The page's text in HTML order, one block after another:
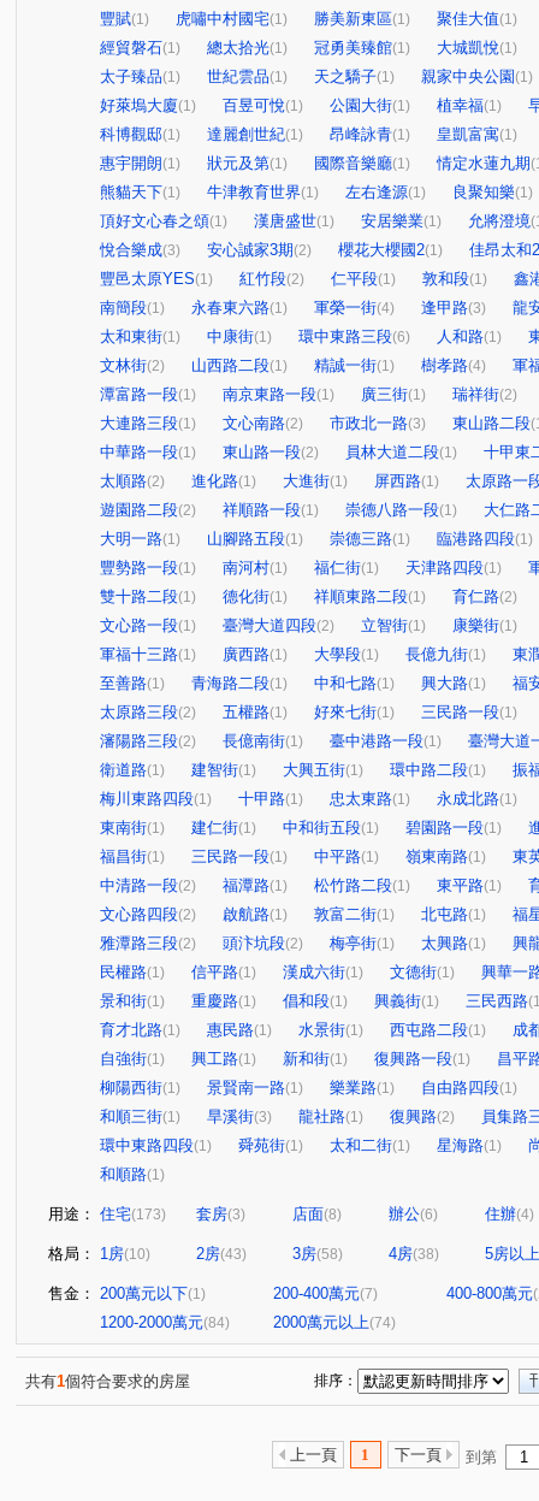
豐賦(1) 虎嘯中村國宅(1) 勝美新東區(1) 聚佳大值(1)
經貿磐石(1) 總太拾光(1) 冠勇美臻館(1) 大城凱悅(1)
太子臻品(1) 世紀雲品(1) 天之驕子(1) 親家中央公園 (1)
好萊塢大廈(1) 百昱可悅(1) 公園大街(1) 植幸福(1)
科博觀邸(1) 達麗創世紀(1) 昂峰詠青(1) 皇凱富寓(1)
惠宇開朗(1) 狀元及第(1) 國際音樂廳(1) 情定水蓮九期
熊貓天下(1) 牛津教育世界(1) 左右逢源(1) 良聚知樂(1)
頂好文心春之頌(1) 漢唐盛世(1) 安居樂業(1) 允將澄境
悅合樂成(3) 安心誠家3期(2) 櫻花大櫻國2(1)
佳昂太和2
豐邑太原YES(1) 紅竹段(2) 仁平段(1) 敦和段(1)
鑫
南簡段(1) 永春東六路(1) 軍榮一街(4) 逢甲路(3)
龍
太和東街(1) 中康街(1) 環中東路三段(6) 人和路(1)
文林街(2) 山西路二段(1) 精誠一街(1) 樹孝路(4)
軍
潭富路一段(1) 南京東路一段(1) 廣三街(1) 瑞祥街(2)
大連路三段(1) 文心南路(2) 市政北一路(3) 東山路二段
中華路一段(1) 東山路一段(2) 員林大道二段(1)
十甲東
太順路(2) 進化路(1) 大進街(1) 屏西路(1)
太原路一
遊園路二段(2) 祥順路一段(1) 崇德八路一段(1)
大仁路
大明一路(1) 山腳路五段(1) 崇德三路(1) 臨港路四段(1)
豐勢路一段(1) 南河村(1) 福仁街(1) 天津路四段(1)
雙十路二段(1) 德化街(1) 祥順東路二段(1) 育仁路(2)
文心路一段(1) 臺灣大道四段(2) 立智街(1) 康樂街(1)
軍福十三路(1) 廣西路(1) 大學段(1) 長億九街(1)
東
至善路(1) 青海路二段(1) 中和七路(1) 興大路(1)
福
太原路三段(2) 五權路(1) 好來七街(1) 三民路一段(1)
瀋陽路三段(2) 長億南街(1) 臺中港路一段(1)
臺灣大道
衛道路(1) 建智街(1) 大興五街(1) 環中路二段(1)
振
梅川東路四段(1) 十甲路(1) 忠太東路(1) 永成北路(1)
東南街(1) 建仁街(1) 中和街五段(1) 碧園路一段(1)
福昌街(1) 三民路一段(1) 中平路(1) 嶺東南路(1)
東
中清路一段(2) 福潭路(1) 松竹路二段(1) 東平路(1)
文心路四段(2) 啟航路(1) 敦富二街(1) 北屯路(1)
福
雅潭路三段(2) 頭汴坑段(2) 梅亭街(1) 太興路(1)
興
民權路(1) 信平路(1) 漢成六街(1) 文德街(1)
興華一
景和街(1) 重慶路(1) 倡和段(1) 興義街(1) 三民西路
育才北路(1) 惠民路(1) 水景街(1) 西屯路二段(1)
成
自強街(1) 興工路(1) 新和街(1) 復興路一段(1)
昌平
柳陽西街(1) 景賢南一路(1) 樂業路(1) 自由路四段(1)
和順三街(1) 旱溪街(3) 龍社路(1) 復興路(2)
員集路
環中東路四段(1) 舜苑街(1) 太和二街(1) 星海路(1)
和順路(1)
用途： 住宅(173) 套房(3) 店面(8) 辦公(6) 住辦(4)
格局： 1房(10) 2房(43) 3房(58) 4房(38) 5房以上
售金： 200萬元以下(1) 200-400萬元(7) 400-800萬元
1200-2000萬元(84) 2000萬元以上(74)
共有1個符合要求的房屋 排序：
上一頁 1 下一頁 到第